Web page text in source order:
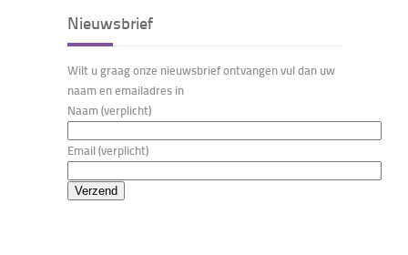
Nieuwsbrief
Wilt u graag onze nieuwsbrief ontvangen vul dan uw
naam en emailadres in
Naam (verplicht)
Email (verplicht)